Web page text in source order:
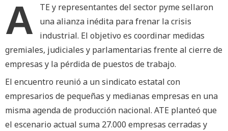
A
TE y representantes del sector pyme sellaron
una alianza inédita para frenar la crisis
industrial. El objetivo es coordinar medidas
gremiales, judiciales y parlamentarias frente al cierre de
empresas y la pérdida de puestos de trabajo.
El encuentro reunió a un sindicato estatal con
empresarios de pequeñas y medianas empresas en una
misma agenda de producción nacional. ATE planteó que
el escenario actual suma 27.000 empresas cerradas y